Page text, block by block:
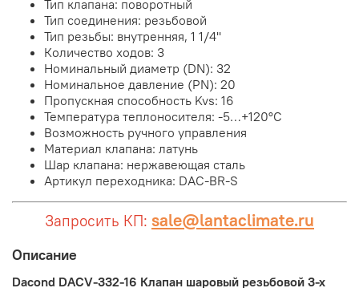
Тип клапана: поворотный
Тип соединения: резьбовой
Тип резьбы: внутренняя, 1 1/4''
Количество ходов: 3
Номинальный диаметр (DN): 32
Номинальное давление (PN): 20
Пропускная способность Kvs: 16
Температура теплоносителя: -5…+120°С
Возможность ручного управления
Материал клапана: латунь
Шар клапана: нержавеющая сталь
Артикул переходника: DAC-BR-S
Запросить КП: sale@lantaclimate.ru
Описание
Dacond DACV-332-16 Клапан шаровый резьбовой 3-х